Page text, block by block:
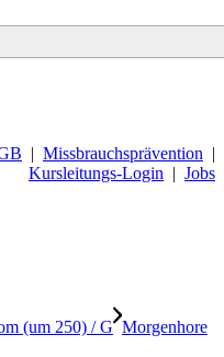
| Missbrauchsprävention |
Kursleitungs-Login | Jobs
(um 250) / G Morgenhore